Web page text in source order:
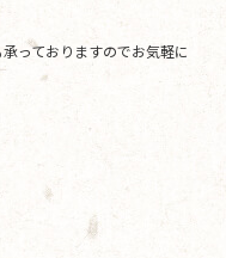
っておりますのでお気軽に